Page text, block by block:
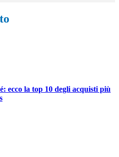
ecco la top 10 degli acquisti più